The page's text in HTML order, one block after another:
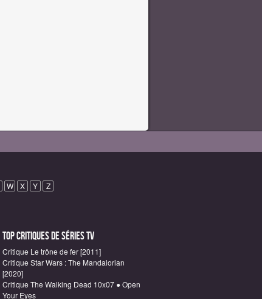
W X Y Z
Top critiques de Séries TV
Critique Le trône de fer [2011]
Critique Star Wars : The Mandalorian
[2020]
Critique The Walking Dead 10x07 ● Open
Your Eyes